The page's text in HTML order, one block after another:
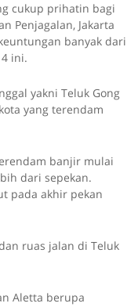
cukup prihatin bagi
Penjagalan, Jakarta
banyak dari
ini.
yakni Teluk Gong
yang terendam
banjir mulai
dari sepekan.
pada akhir pekan
ruas jalan di Teluk
Aletta berupa